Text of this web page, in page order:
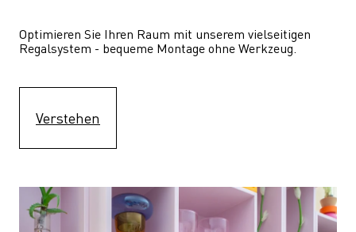
Optimieren Sie Ihren Raum mit unserem vielseitigen
Regalsystem - bequeme Montage ohne Werkzeug.
Verstehen